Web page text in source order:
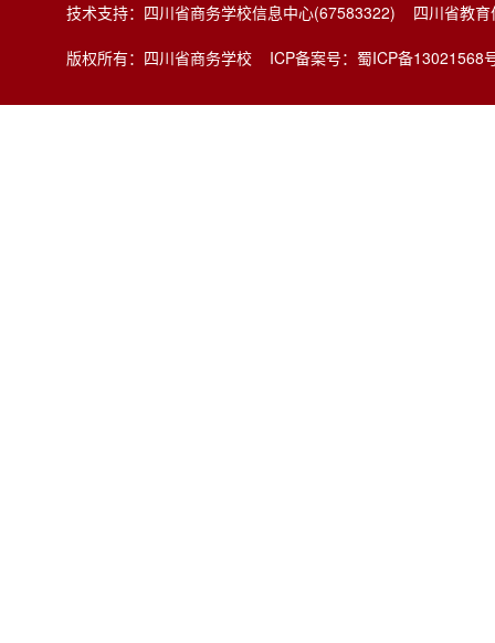
技术支持：四川省商务学校信息中心(67583322) 四川省教育
版权所有：四川省商务学校 ICP备案号：蜀ICP备13021568